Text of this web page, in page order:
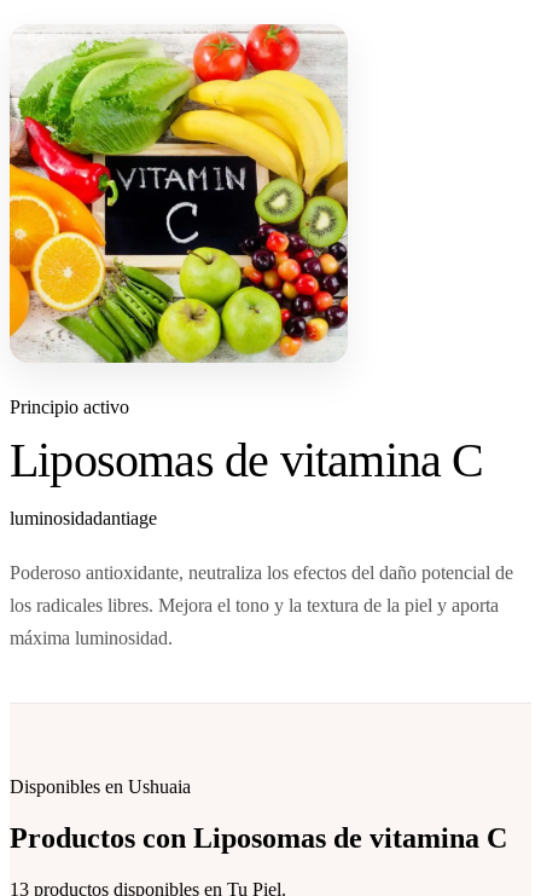
Principio activo
Liposomas de vitamina C
luminosidadantiage
Poderoso antioxidante, neutraliza los efectos del daño potencial de
los radicales libres. Mejora el tono y la textura de la piel y aporta
máxima luminosidad.
Disponibles en Ushuaia
Productos con Liposomas de vitamina C
13 productos disponibles en Tu Piel.